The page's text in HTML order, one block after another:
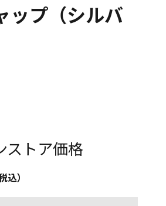
ップ（シルバ
ストア価格
込）